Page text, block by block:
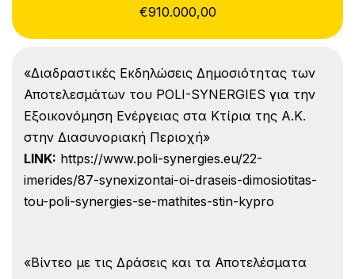
€910.000,00
«Διαδραστικές Εκδηλώσεις Δημοσιότητας των
Αποτελεσμάτων του POLI-SYNERGIES για την
Εξοικονόμηση Ενέργειας στα Κτίρια της Α.Κ.
στην Διασυνοριακή Περιοχή»
LINK: https://www.poli-synergies.eu/22-
imerides/87-synexizontai-oi-draseis-dimosiotitas-
tou-poli-synergies-se-mathites-stin-kypro
«Βίντεο με τις Δράσεις και τα Αποτελέσματα